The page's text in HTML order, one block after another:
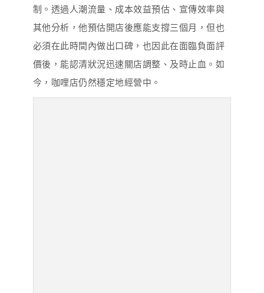
制。透過人潮流量、成本效益預估、宣傳效率與
其他分析，他預估開店後應能支撐三個月，但也
必須在此時間內做出口碑，也因此在面臨負面評
價後，能認清狀況迅速關店調整、及時止血。如
今，咖哩店仍然穩定地經營中。